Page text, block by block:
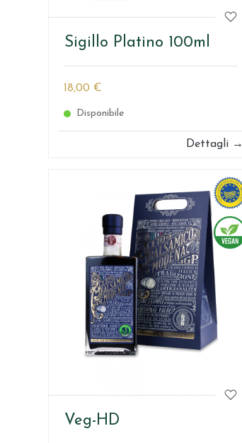
Sigillo Platino 100ml
18,00 €
Disponibile
Dettagli →
Veg-HD